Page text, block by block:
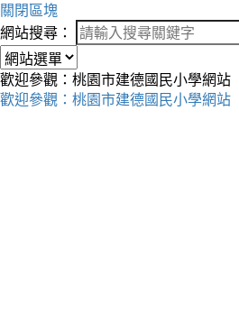
關閉區塊
網站搜尋：
歡迎參觀：桃園市建德國民小學網站
歡迎參觀：桃園市建德國民小學網站